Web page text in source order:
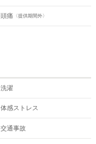
頭痛 〈提供期間外〉
洗濯
体感ストレス
交通事故